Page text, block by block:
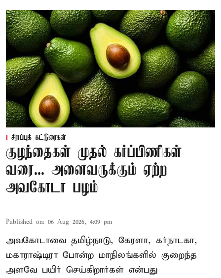
சிறப்புக் கட்டுரைகள்
குழந்தைகள் முதல் கர்ப்பிணிகள்
வரை... அனைவருக்கும் ஏற்ற
அவகோடா பழம்
Published on: 06 Aug 2026, 4:09 pm
அவகோடாவை தமிழ்நாடு, கேரளா, கர்நாடகா,
மகாராஷ்டிரா போன்ற மாநிலங்களில் குறைந்த
அளவே பயிர் செய்கிறார்கள் என்பது